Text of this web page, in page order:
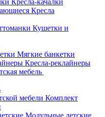
Кресла-качалки
Кресла
Кушетки и
Мягкие банкетки
Кресла-реклайнеры
мебель
Комплект
Модульные детские